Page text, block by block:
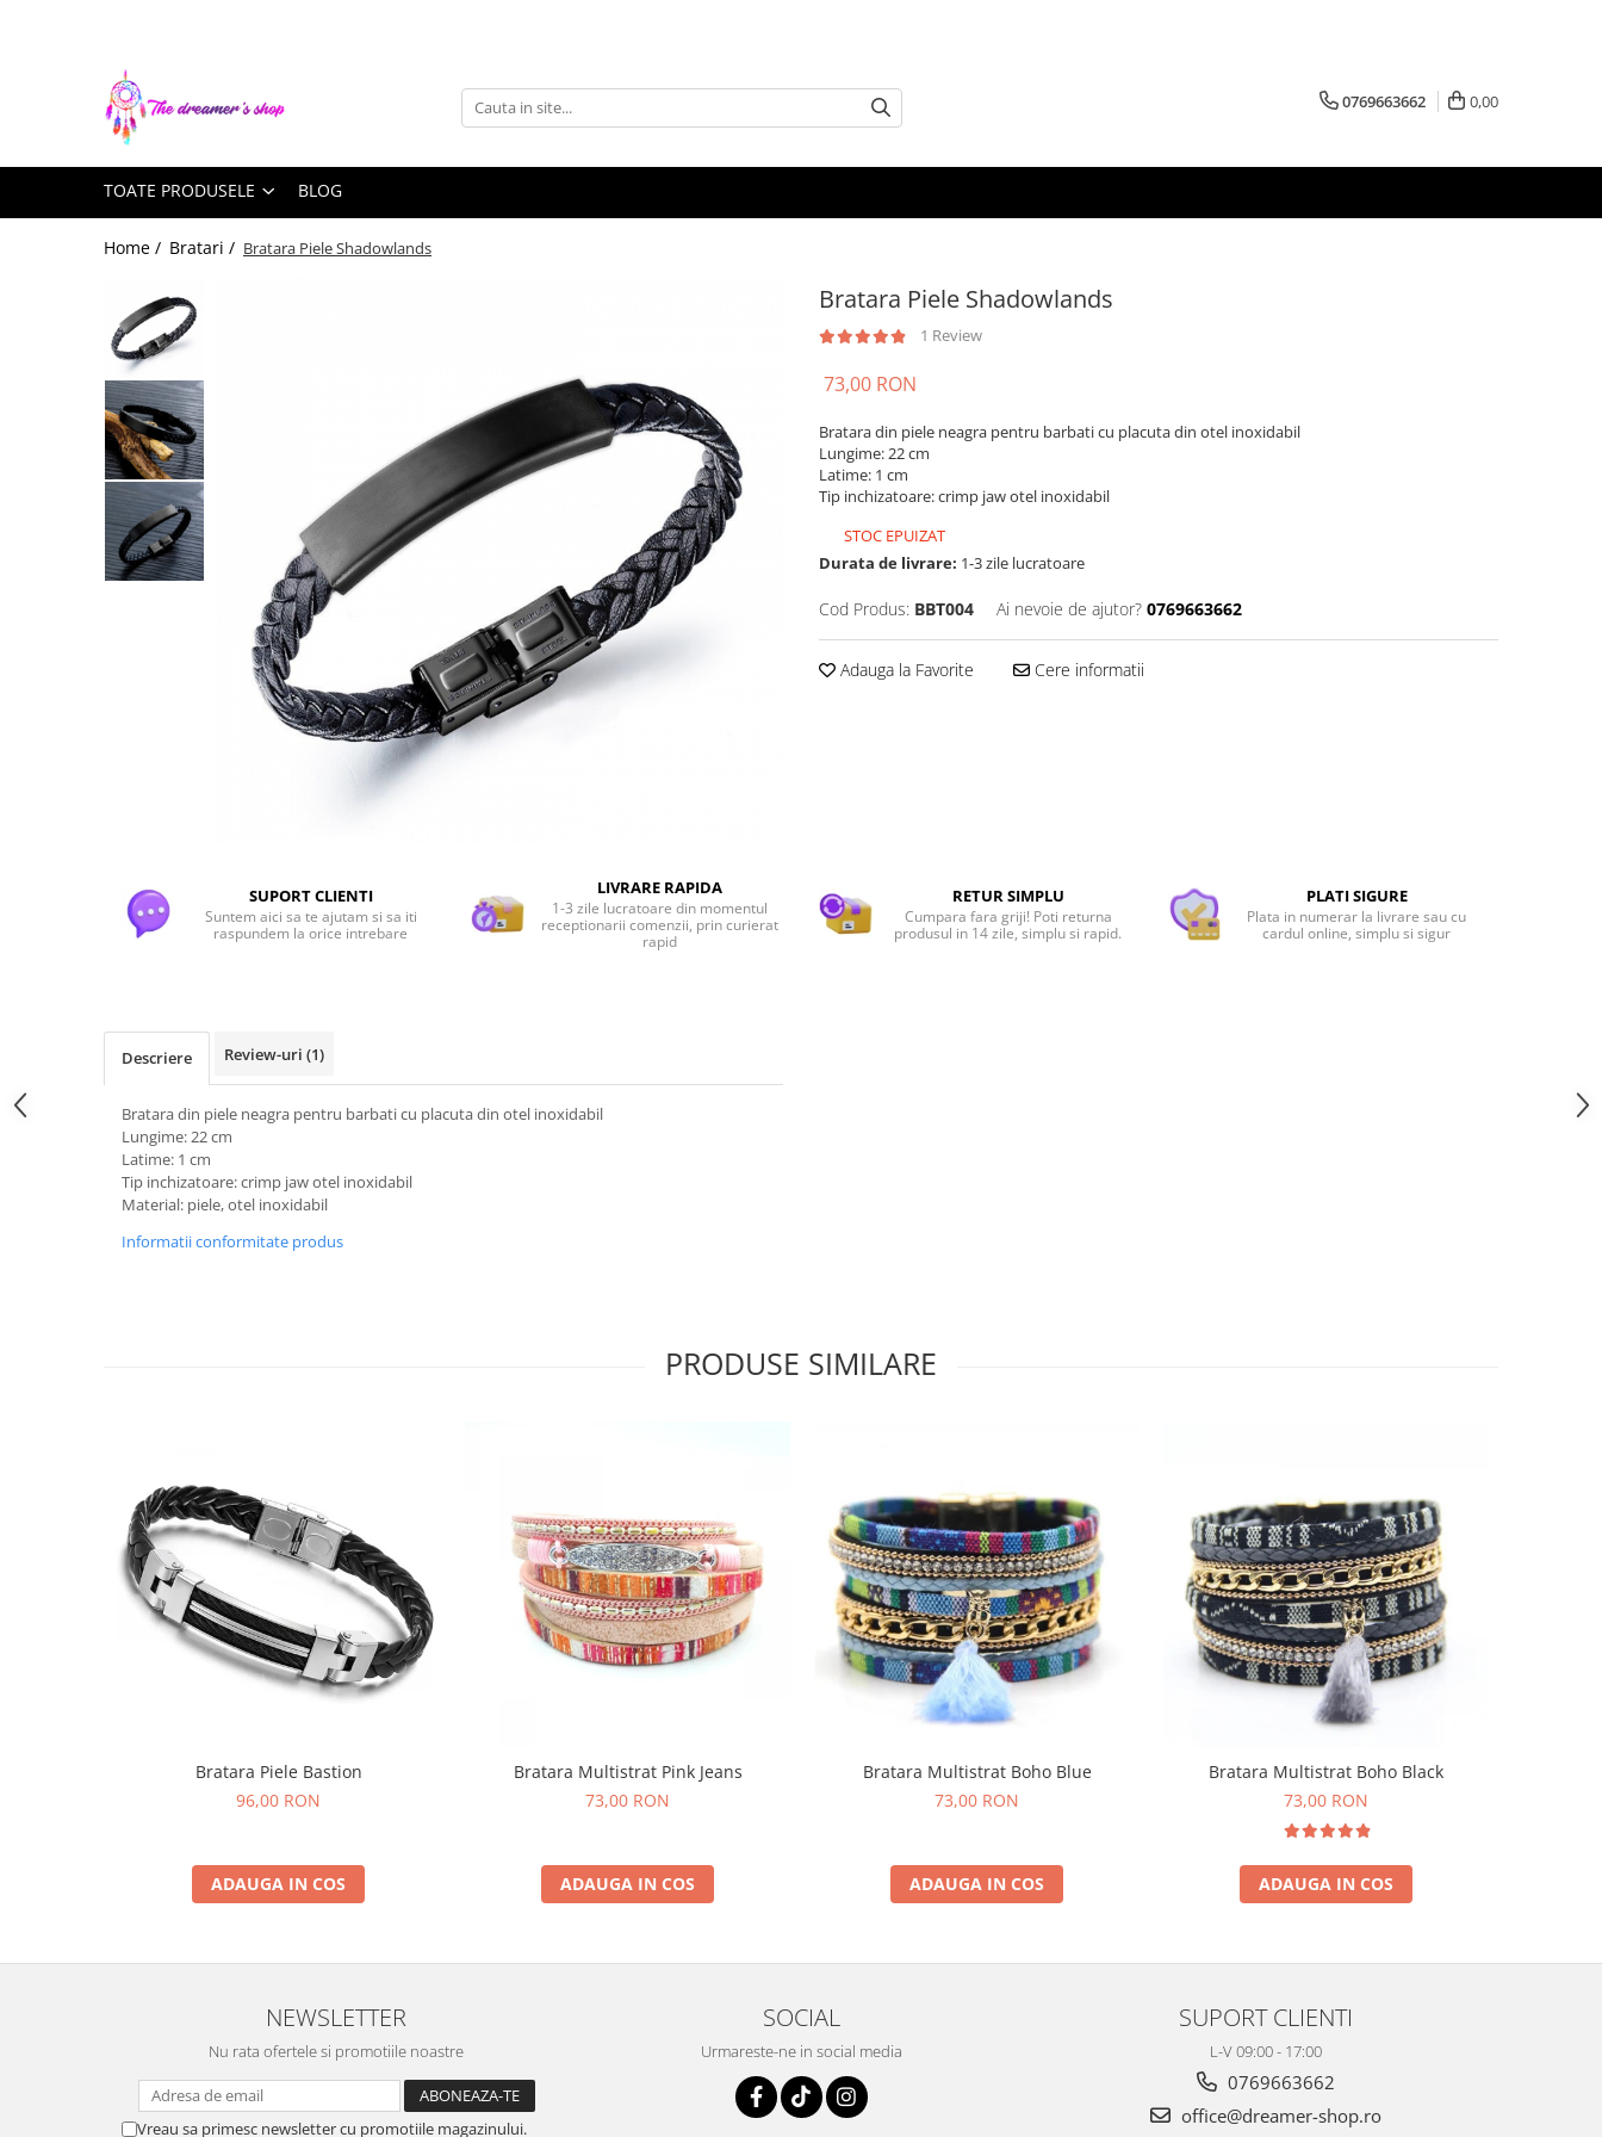
Toate Produsele
Dreamcatchers
Pentru masina
Bratari pentru EA
Bratari pentru EL
Bijuterii Aromaterapie
Coliere Aromaterapie
Bratari Aromaterapie
Lumanari Parfumate
Flori Uscate
Agende si Jurnale
0769663662 0,00
TOATE PRODUSELE BLOG
Home / Bratari / Bratara Piele Shadowlands
Bratara Piele Shadowlands
1 Review
73,00 RON
Bratara din piele neagra pentru barbati cu placuta din otel inoxidabil
Lungime: 22 cm
Latime: 1 cm
Tip inchizatoare: crimp jaw otel inoxidabil
STOC EPUIZAT
Durata de livrare: 1-3 zile lucratoare
Cod Produs: BBT004 Ai nevoie de ajutor? 0769663662
Adauga la Favorite Cere informatii
SUPORT CLIENTI
Suntem aici sa te ajutam si sa iti
raspundem la orice intrebare
LIVRARE RAPIDA
1-3 zile lucratoare din momentul
receptionarii comenzii, prin curierat
rapid
RETUR SIMPLU
Cumpara fara griji! Poti returna
produsul in 14 zile, simplu si rapid.
PLATI SIGURE
Plata in numerar la livrare sau cu
cardul online, simplu si sigur
Descriere Review-uri (1)
Bratara din piele neagra pentru barbati cu placuta din otel inoxidabil
Lungime: 22 cm
Latime: 1 cm
Tip inchizatoare: crimp jaw otel inoxidabil
Material: piele, otel inoxidabil
Informatii conformitate produs
PRODUSE SIMILARE
Bratara Piele Bastion
96,00 RON
ADAUGA IN COS
Bratara Multistrat Pink Jeans
73,00 RON
ADAUGA IN COS
Bratara Multistrat Boho Blue
73,00 RON
ADAUGA IN COS
Bratara Multistrat Boho Black
73,00 RON
ADAUGA IN COS
NEWSLETTER
Nu rata ofertele si promotiile noastre
Vreau sa primesc newsletter cu promotiile magazinului.
SOCIAL
Urmareste-ne in social media
SUPORT CLIENTI
L-V 09:00 - 17:00
0769663662
office@dreamer-shop.ro